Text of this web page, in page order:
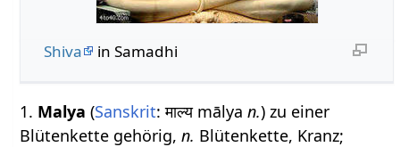
Shiva in Samadhi
1. Malya (Sanskrit: माल्य mālyan.) zu einer
Blütenkette gehörig,n. Blütenkette, Kranz;